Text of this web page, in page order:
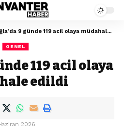
9 günde 119 acil olaya müdahale edildi
GENEL
119 acil olaya
edildi
2026